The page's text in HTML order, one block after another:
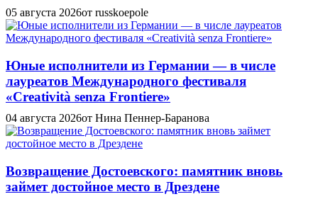
05 августа 2026от russkoepole
Юные исполнители из Германии — в числе
лауреатов Международного фестиваля
«Creatività senza Frontiere»
04 августа 2026от Нина Пеннер-Баранова
Возвращение Достоевского: памятник вновь
займет достойное место в Дрездене